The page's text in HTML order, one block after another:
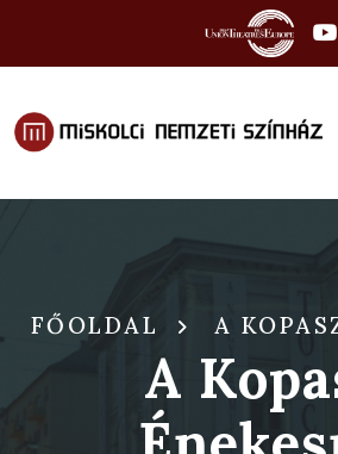
FŐOLDAL A
A